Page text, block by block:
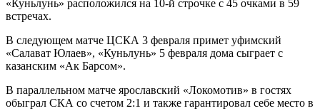
«Куньлунь» расположился на 10-й строчке с 45 очками в 59
встречах.
В следующем матче ЦСКА 3 февраля примет уфимский
«Салават Юлаев», «Куньлунь» 5 февраля дома сыграет с
казанским «Ак Барсом».
В параллельном матче ярославский «Локомотив» в гостях
обыграл СКА со счетом 2:1 и также гарантировал себе место в